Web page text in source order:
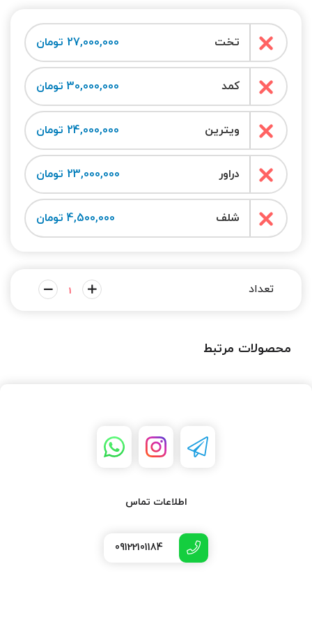
تخت 27,000,000 تومان
کمد 30,000,000 تومان
ویترین 24,000,000 تومان
دراور 23,000,000 تومان
شلف 4,500,000 تومان
محصولات مرتبط
اطلاعات تماس
09122101184